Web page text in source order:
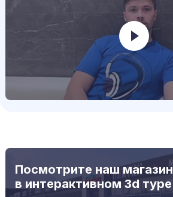
Посмотрите наш магазин
в интерактивном 3d туре